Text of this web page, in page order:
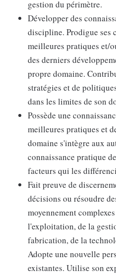
gestion du périmètre.
Développer des
discipline. Prodigue ses
meilleures pratiques et/
des derniers
propre domaine.
stratégies et de
dans les limites de son
Possède une
meilleures pratiques et
domaine s'intègre aux
connaissance pratique
facteurs qui les
Fait preuve de
décisions ou résoudre
moyennement
l'exploitation, de la
fabrication, de la
Adopte une nouvelle
existantes. Utilise son